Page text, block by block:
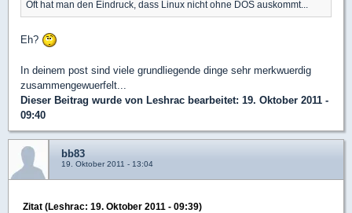
Oft hat man den Eindruck, dass Linux nicht ohne DOS auskommt...
Eh?
In deinem post sind viele grundliegende dinge sehr merkwuerdig
zusammengewuerfelt...
Dieser Beitrag wurde von Leshrac bearbeitet: 19. Oktober 2011 -
09:40
bb83
19. Oktober 2011 - 13:04
Zitat (Leshrac: 19. Oktober 2011 - 09:39)